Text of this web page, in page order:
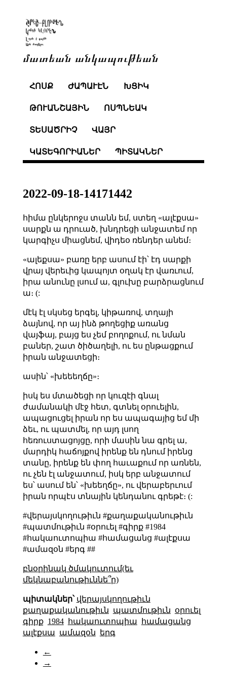
մատեան անկապութեան
ՀՈՍՔ ԺԱՊԱՒԷՆ ԽՑԻԿ
ԹՈՒԱՆՇԱՅԻՆ ՈՍՊՆԵԱԿ
ՏԵՍԱԾՐԻՉ ՎԱՅՐ
ԿԱՏԵԳՈՐԻԱՆԵՐ ՊԻՏԱԿՆԵՐ
2022-09-18-14171442
հիմա ընկերոջս տանն եմ, ստեղ «ալէքսա»
սարքն ա դրուած, խնդրեցի անջատեմ որ
կարգիչս միացնեմ, վիդեօ ռենդեր անեմ։
«ալեքսա» բառը երբ ասում էի՝ էդ սարքի
վրայ վերեւից կապոյտ օղակ էր վառւում,
իրա անունը լսում ա, գլուխը բարձրացնում
ա։ (:
մէկ էլ սկսեց երգել, կիթառով, տղայի
ձայնով, որ այ ինձ թողեցիք առանց
վայֆայ, բայց ես չեմ բողոքում, ու նման
բաներ, շատ ծիծաղելի, ու ես ընթացքում
իրան անջատեցի։
ասին՝ «խեեեղճը»։
իսկ ես մտածեցի որ կուզէի գնալ
ժամանակի մէջ հետ, գտնել օրուելին,
ապացուցել իրան որ ես ապագայից եմ մի
ձեւ, ու պատմել, որ այդ լսող
հեռուստացոյցը, որի մասին նա գրել ա,
մարդիկ հաճոյքով իրենք են դնում իրենց
տանը, իրենք են փող հաւաքում որ առնեն,
ու չեն էլ անջատում, իսկ երբ անջատում
ես՝ ասում են՝ «խեեղճը», ու վերաբերւում
իրան որպէս տնային կենդանու գրեթէ։ (:
#վերայսկողութիւն #քաղաքականութիւն
#պատմութիւն #օրուել #գիրք #1984
#հակաուտոպիա #համացանց #ալէքսա
#ամազօն #երգ ##
բնօրինակ ծմակուտում(եւ
մեկնաբանութիւննե՞ր)
պիտակներ՝ վերայսկողութիւն
քաղաքականութիւն պատմութիւն օրուել
գիրք 1984 հակաուտոպիա
համացանց
ալէքսա ամազօն երգ
←
→